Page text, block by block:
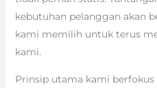
kebutuhan pelanggan akan
kami memilih untuk terus
kami.
Prinsip utama kami berfokus